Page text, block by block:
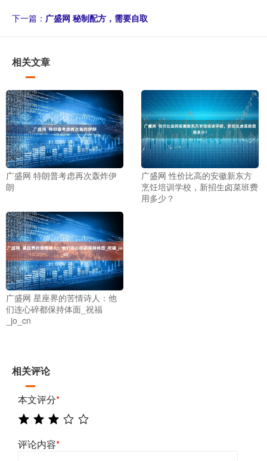
下一篇： 广盛网 秘制配方，需要自取
相关文章
广盛网 特朗普考虑再次轰炸伊
朗
广盛网 性价比高的安徽新东方
烹饪培训学校，新招生卤菜班费
用多少？
广盛网 星座界的苦情诗人：他
们连心碎都保持体面_祝福
_jo_cn
相关评论
本文评分*
评论内容*